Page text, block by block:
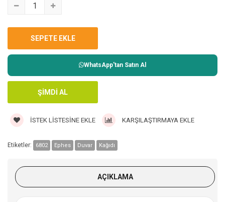
WhatsApp'tan Satın Al
İSTEK LISTESINE EKLE KARŞILAŞTIRMAYA EKLE
Etiketler: 6802 Ephes Duvar Kağıdı
AÇIKLAMA